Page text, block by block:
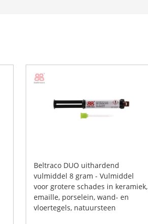
Beltraco DUO uithardend
vulmiddel 8 gram - Vulmiddel
voor grotere schades in keramiek,
emaille, porselein, wand- en
vloertegels, natuursteen